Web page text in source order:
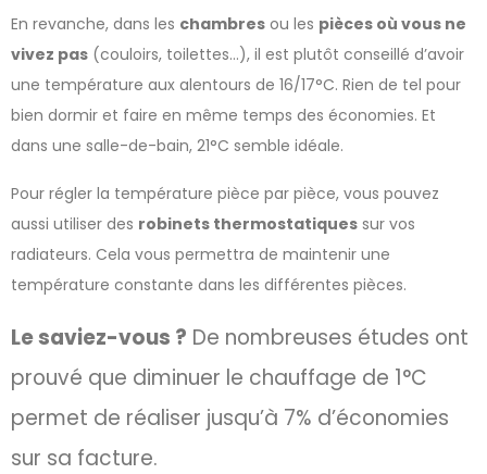
En revanche, dans les chambres ou les pièces où vous ne
vivez pas (couloirs, toilettes…), il est plutôt conseillé d’avoir
une température aux alentours de 16/17°C. Rien de tel pour
bien dormir et faire en même temps des économies. Et
dans une salle-de-bain, 21°C semble idéale.
Pour régler la température pièce par pièce, vous pouvez
aussi utiliser des robinets thermostatiques sur vos
radiateurs. Cela vous permettra de maintenir une
température constante dans les différentes pièces.
Le saviez-vous ? De nombreuses études ont
prouvé que diminuer le chauffage de 1°C
permet de réaliser jusqu’à 7% d’économies
sur sa facture.